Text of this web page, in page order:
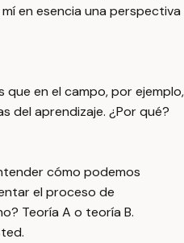
en esencia una perspectiva
que en el campo, por ejemplo,
del aprendizaje. ¿Por qué?
cómo podemos
el proceso de
Teoría A o teoría B.